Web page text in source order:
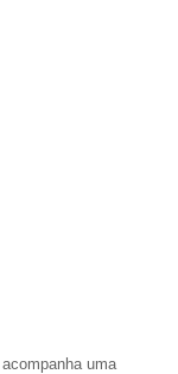
acompanha uma